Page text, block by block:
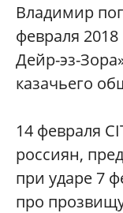
Владимир
февраля
Дейр-эз-
казачьего
14 февраля
россиян,
при ударе 7
про